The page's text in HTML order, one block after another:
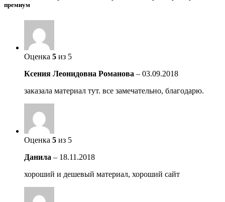
премиум
Оценка 5 из 5
Ксения Леонидовна Романова – 03.09.2018
заказала материал тут. все замечательно, благодарю.
Оценка 5 из 5
Данила – 18.11.2018
хороший и дешевый материал, хороший сайт